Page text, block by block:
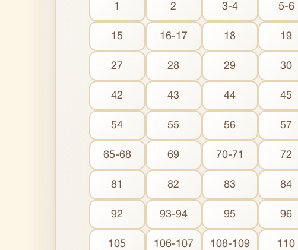
1 2 3-4 5-6
15 16-17 18 19
27 28 29 30
42 43 44 45
54 55 56 57
65-68 69 70-71 72
81 82 83 84
92 93-94 95 96
105 106-107 108-109 110